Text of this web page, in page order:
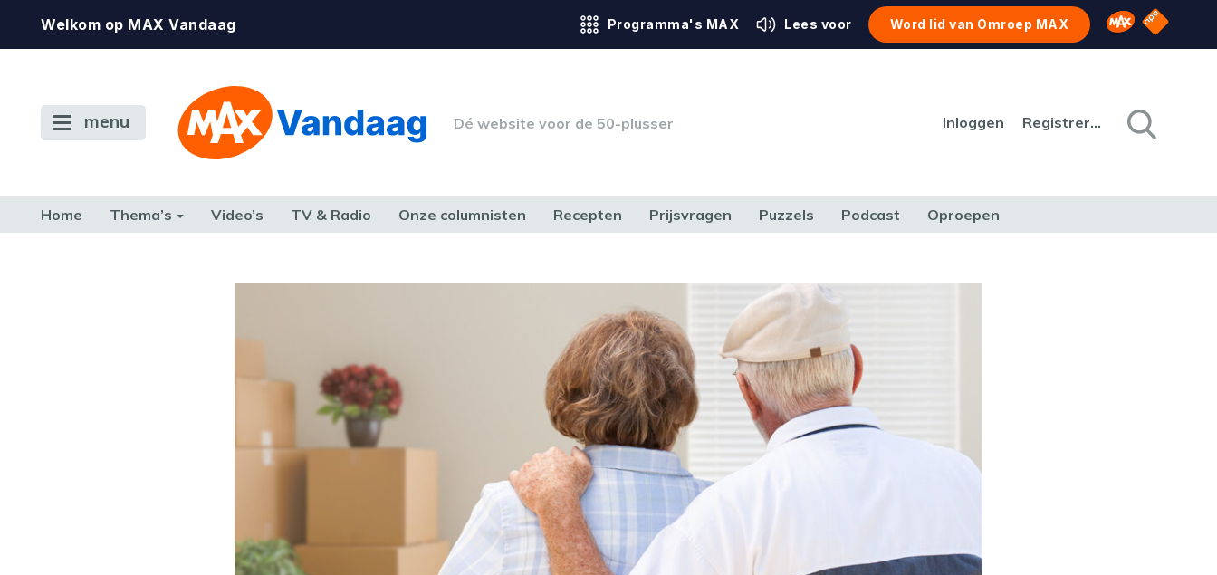
Welkom op MAX Vandaag Programma's MAX Lees voor Word lid van Omroep MAX Omroep MAX
NPO
menu Dé website voor de 50-plusser Inloggen Registreren
Home Thema’s Video’s TV & Radio Onze columnisten Recepten Prijsvragen Puzzels Podcast Oproepen